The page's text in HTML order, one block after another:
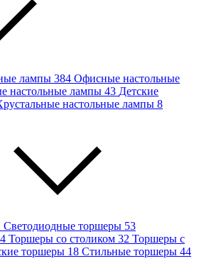
лампы 384 Офисные настольные
настольные лампы 43 Детские
настольные лампы 8
Светодиодные торшеры 53
4 Торшеры со столиком 32 Торшеры с
торшеры 18 Стильные торшеры 44